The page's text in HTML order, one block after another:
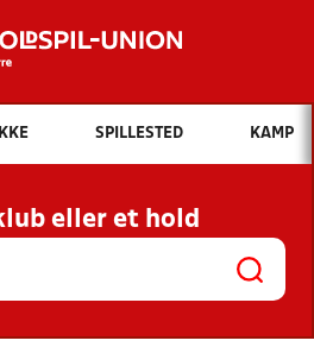
Hvad vil du søge efter?
INDHOLD OG NYHEDER
KLUBBER OG
HOLD
SPILLESTED KAMP
eller et hold